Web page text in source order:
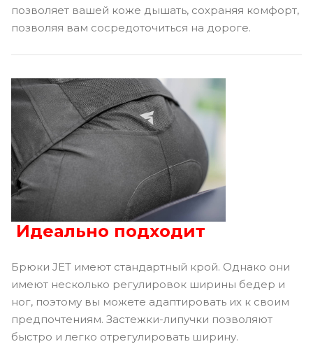
позволяет вашей коже дышать, сохраняя комфорт,
позволяя вам сосредоточиться на дороге.
Идеально подходит
Брюки JET имеют стандартный крой. Однако они
имеют несколько регулировок ширины бедер и
ног, поэтому вы можете адаптировать их к своим
предпочтениям. Застежки-липучки позволяют
быстро и легко отрегулировать ширину.